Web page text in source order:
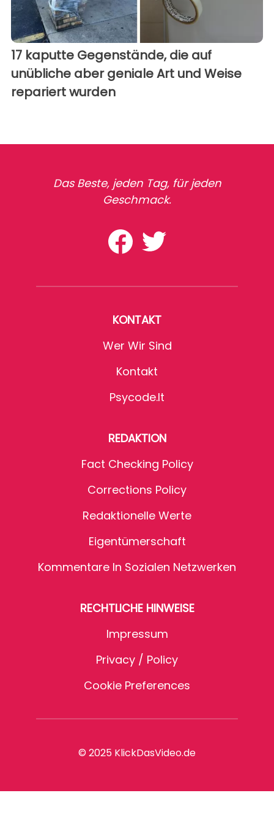
17 kaputte Gegenstände, die auf
unübliche aber geniale Art und Weise
repariert wurden
Das Beste, jeden Tag, für jeden
Geschmack.
KONTAKT
Wer Wir Sind
Kontakt
Psycode.it
REDAKTION
Fact Checking Policy
Corrections Policy
Redaktionelle Werte
Eigentümerschaft
Kommentare In Sozialen Netzwerken
RECHTLICHE HINWEISE
Impressum
Privacy / Policy
Cookie Preferences
© 2025 KlickDasVideo.de